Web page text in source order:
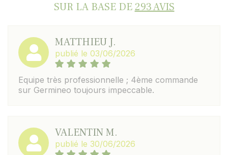
SUR LA BASE DE293 AVIS
MATTHIEU J.
publié le 03/06/2026
Equipe très professionnelle ; 4ème commande
sur Germineo toujours impeccable.
VALENTIN M.
publié le 30/06/2026